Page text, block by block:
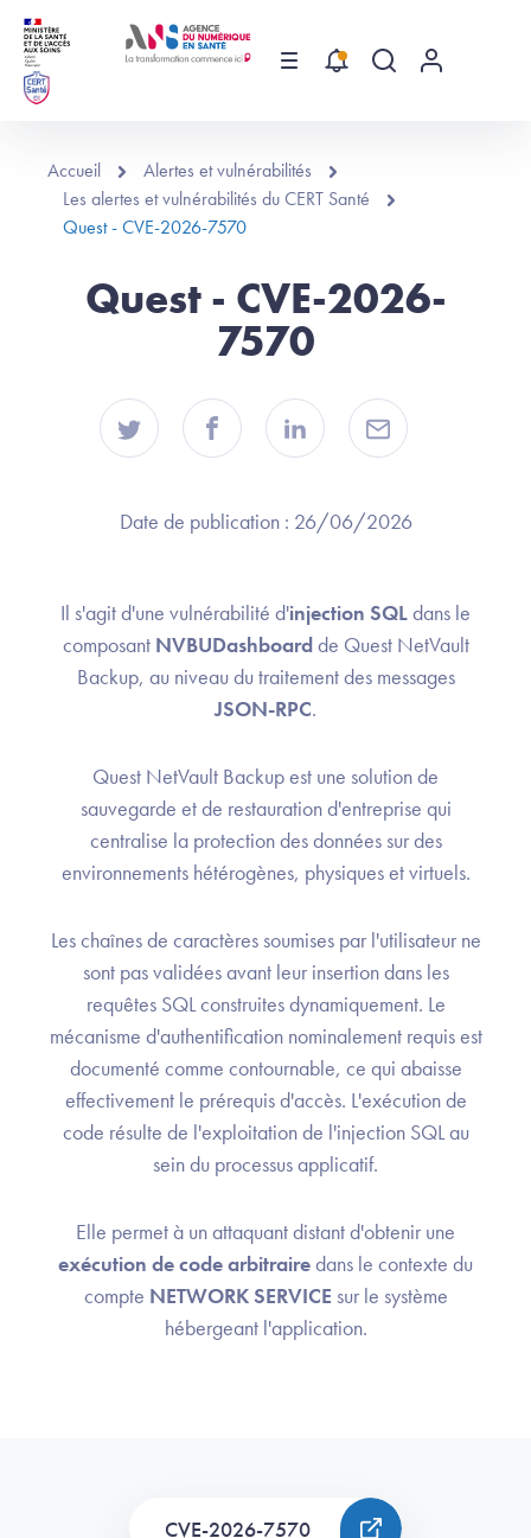
Aller au contenu principal
Menu Recherche
Menu
Accueil
Alertes et vulnérabilités
Les alertes et vulnérabilités du CERT Santé
Quest - CVE-2026-7570
Quest - CVE-2026-
7570
Date de publication : 26/06/2026
Il s'agit d'une vulnérabilité d'injection SQLdans le
composant NVBUDashboardde Quest NetVault
Backup, au niveau du traitement des messages
JSON-RPC.
Quest NetVault Backup est une solution de
sauvegarde et de restauration d'entreprise qui
centralise la protection des données sur des
environnements hétérogènes, physiques et virtuels.
Les chaînes de caractères soumises par l'utilisateur ne
sont pas validées avant leur insertion dans les
requêtes SQL construites dynamiquement. Le
mécanisme d'authentification nominalement requis est
documenté comme contournable, ce qui abaisse
effectivement le prérequis d'accès. L'exécution de
code résulte de l'exploitation de l'injection SQL au
sein du processus applicatif.
Elle permet à un attaquant distant d'obtenir une
exécution de code arbitrairedans le contexte du
compte NETWORK SERVICE sur le système
hébergeant l'application.
CVE-2026-7570